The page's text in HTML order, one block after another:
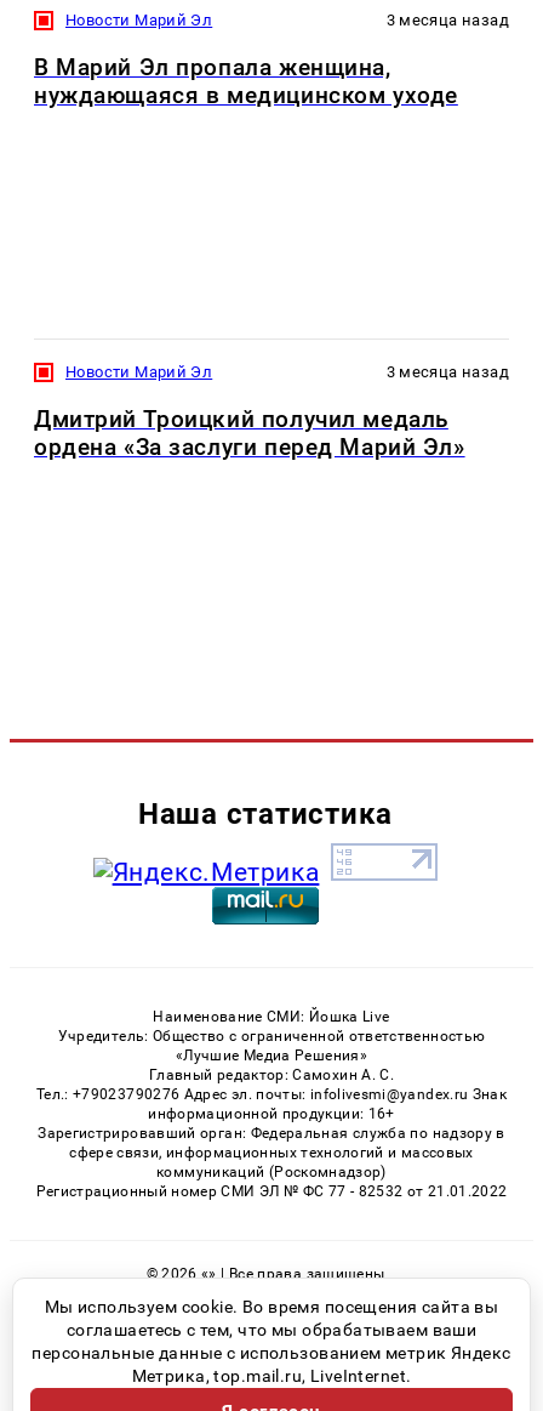
Новости Марий Эл 3 месяца назад
В Марий Эл пропала женщина,
нуждающаяся в медицинском уходе
Новости Марий Эл 3 месяца назад
Дмитрий Троицкий получил медаль
ордена «За заслуги перед Марий Эл»
Наша статистика
Наименование СМИ: Йошка Live
Учредитель: Общество с ограниченной ответственностью
«Лучшие Медиа Решения»
Главный редактор: Самохин А. С.
Тел.: +79023790276 Адрес эл. почты: infolivesmi@yandex.ru Знак
информационной продукции: 16+
Зарегистрировавший орган: Федеральная служба по надзору в
сфере связи, информационных технологий и массовых
коммуникаций (Роскомнадзор)
Регистрационный номер СМИ ЭЛ № ФС 77 - 82532 от 21.01.2022
© 2026 «» | Все права защищены
Возрастная категория сайта 16+
Политика конфиденциальности
Мы используем cookie. Во время посещения сайта вы
соглашаетесь с тем, что мы обрабатываем ваши
персональные данные с использованием метрик Яндекс
Метрика, top.mail.ru, LiveInternet.